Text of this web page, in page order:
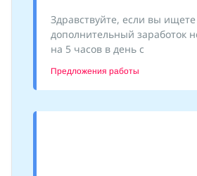
Здравствуйте, если вы ищете
дополнительный заработок
на 5 часов в день с
Предложения работы